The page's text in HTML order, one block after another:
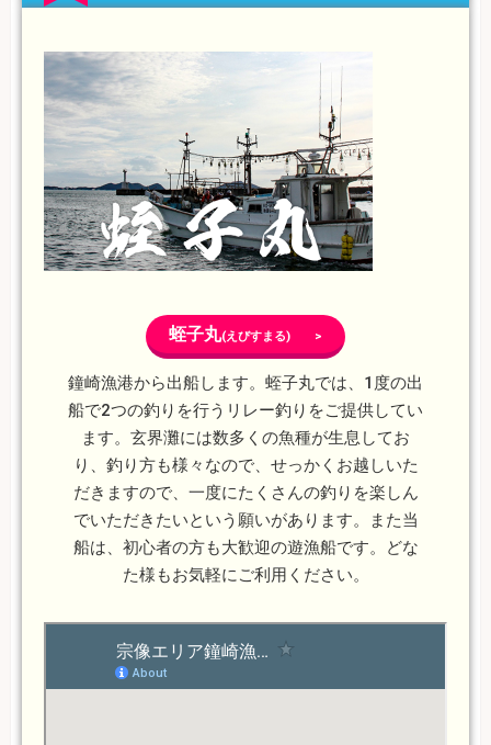
蛭子丸(えびすまる) >
鐘崎漁港から出船します。蛭子丸では、1度の出
船で2つの釣りを行うリレー釣りをご提供してい
ます。玄界灘には数多くの魚種が生息してお
り、釣り方も様々なので、せっかくお越しいた
だきますので、一度にたくさんの釣りを楽しん
でいただきたいという願いがあります。また当
船は、初心者の方も大歓迎の遊漁船です。どな
た様もお気軽にご利用ください。